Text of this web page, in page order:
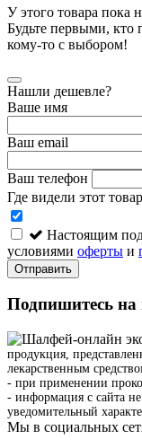
У этого товара пока
Будьте первыми, кто
кому-то с выбором!
Нашли дешевле?
Ваше имя
Ваш email
Ваш телефон
Где видели этот
Настоящим
условиями оферты и
Отправить
Подпишитесь на
продукция,
лекарственным
- при применении
- информация с сайта
уведомительный
Мы в социальных